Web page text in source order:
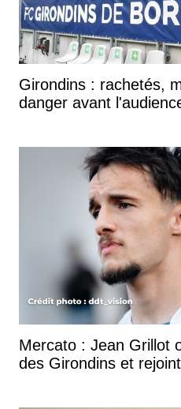
Girondins : rachetés,
danger avant
Mercato : Jean Grillot
des Girondins et